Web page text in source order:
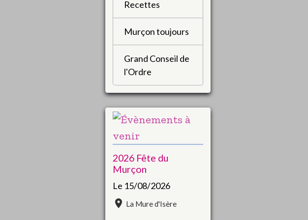
Recettes
Murçon toujours
Grand Conseil de
l'Ordre
2026 Fête du
Murçon
Le 15/08/2026
La Mure d'Isère